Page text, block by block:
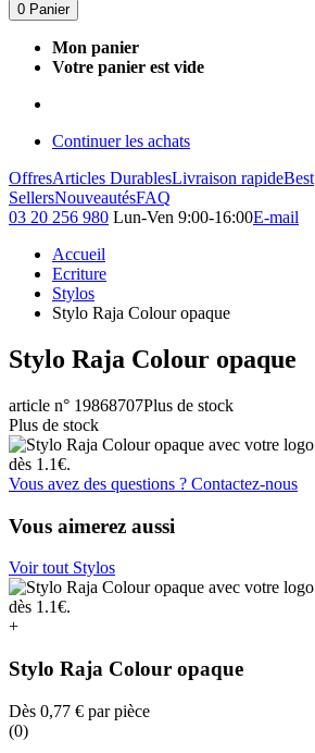
0 Panier
Mon panier
Votre panier est vide
Continuer les achats
OffresArticles DurablesLivraison rapideBest
SellersNouveautésFAQ
03 20 256 980 Lun-Ven 9:00-16:00E-mail
Accueil
Ecriture
Stylos
Stylo Raja Colour opaque
Stylo Raja Colour opaque
article n° 19868707Plus de stock
Plus de stock
Vous avez des questions ? Contactez-nous
Vous aimerez aussi
Voir tout Stylos
+
Stylo Raja Colour opaque
Dès 0,77 € par pièce
(0)